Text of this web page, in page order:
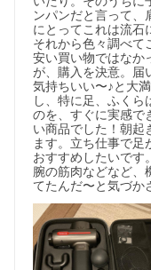
ンパンだと言って、
にとってこれは流石
それから色々調べて
安い買い物ではなか
が、購入を決意。届
気持ちいい〜♪と大
し、特に足、ふくら
のを、すぐに実感で
い商品でした！朝起
ます。立ち仕事で足
おすすめしたいです
腕の筋肉などなど、
てたんだ〜と気づか